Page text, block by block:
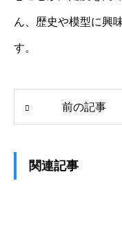
ん、歴史や模型に興
す。
前の記事
関連記事